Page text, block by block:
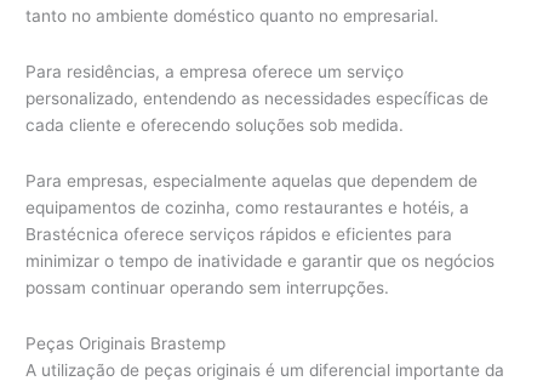
tanto no ambiente doméstico quanto no empresarial.
Para residências, a empresa oferece um serviço
personalizado, entendendo as necessidades específicas de
cada cliente e oferecendo soluções sob medida.
Para empresas, especialmente aquelas que dependem de
equipamentos de cozinha, como restaurantes e hotéis, a
Brastécnica oferece serviços rápidos e eficientes para
minimizar o tempo de inatividade e garantir que os negócios
possam continuar operando sem interrupções.
Peças Originais Brastemp
A utilização de peças originais é um diferencial importante da